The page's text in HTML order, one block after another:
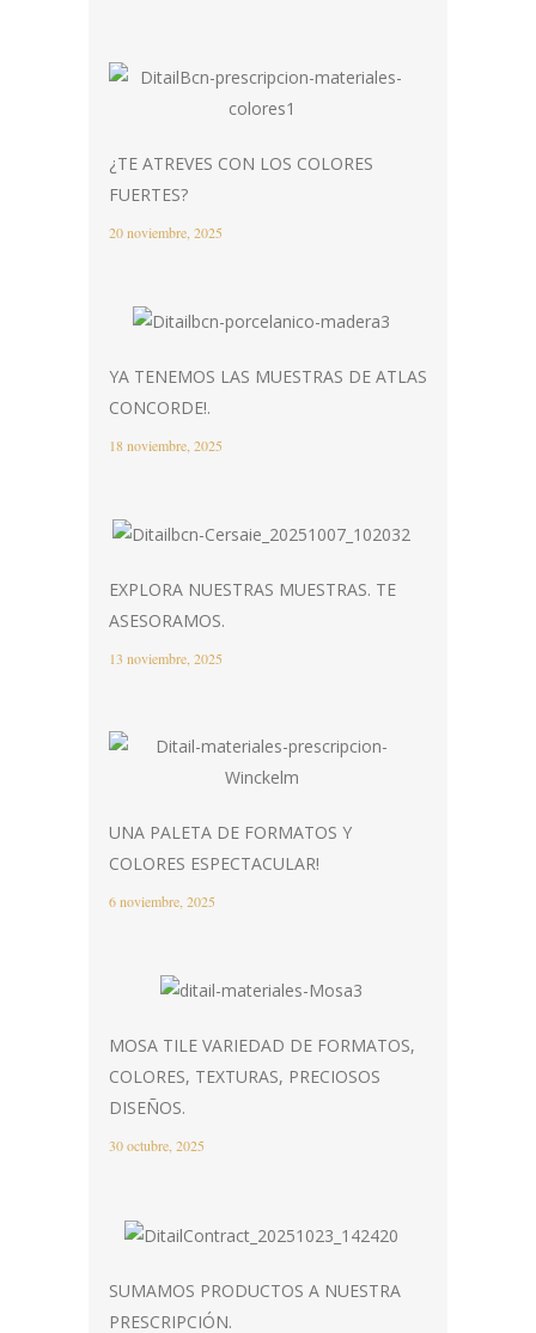
¿TE ATREVES CON LOS COLORES
FUERTES?
20 noviembre, 2025
YA TENEMOS LAS MUESTRAS DE ATLAS
CONCORDE!.
18 noviembre, 2025
EXPLORA NUESTRAS MUESTRAS. TE
ASESORAMOS.
13 noviembre, 2025
UNA PALETA DE FORMATOS Y
COLORES ESPECTACULAR!
6 noviembre, 2025
MOSA TILE VARIEDAD DE FORMATOS,
COLORES, TEXTURAS, PRECIOSOS
DISEÑOS.
30 octubre, 2025
SUMAMOS PRODUCTOS A NUESTRA
PRESCRIPCIÓN.